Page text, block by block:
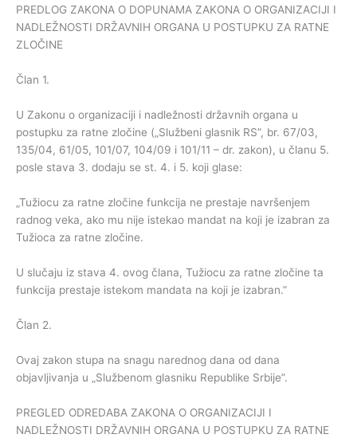
PREDLOG ZAKONA O DOPUNAMA ZAKONA O ORGANIZACIJI I
NADLEŽNOSTI DRŽAVNIH ORGANA U POSTUPKU ZA RATNE
ZLOČINE
Član 1.
U Zakonu o organizaciji i nadležnosti državnih organa u
postupku za ratne zločine („Službeni glasnik RS”, br. 67/03,
135/04, 61/05, 101/07, 104/09 i 101/11 – dr. zakon), u članu 5.
posle stava 3. dodaju se st. 4. i 5. koji glase:
„Tužiocu za ratne zločine funkcija ne prestaje navršenjem
radnog veka, ako mu nije istekao mandat na koji je izabran za
Tužioca za ratne zločine.
U slučaju iz stava 4. ovog člana, Tužiocu za ratne zločine ta
funkcija prestaje istekom mandata na koji je izabran.”
Član 2.
Ovaj zakon stupa na snagu narednog dana od dana
objavljivanja u „Službenom glasniku Republike Srbije”.
PREGLED ODREDABA ZAKONA O ORGANIZACIJI I
NADLEŽNOSTI DRŽAVNIH ORGANA U POSTUPKU ZA RATNE